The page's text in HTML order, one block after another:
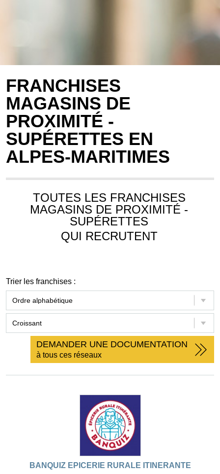
FRANCHISES
MAGASINS DE
PROXIMITÉ -
SUPÉRETTES EN
ALPES-MARITIMES
TOUTES LES FRANCHISES
MAGASINS DE PROXIMITÉ -
SUPÉRETTES
QUI RECRUTENT
Trier les franchises :
DEMANDER UNE DOCUMENTATION
à tous ces réseaux
BANQUIZ EPICERIE RURALE ITINERANTE